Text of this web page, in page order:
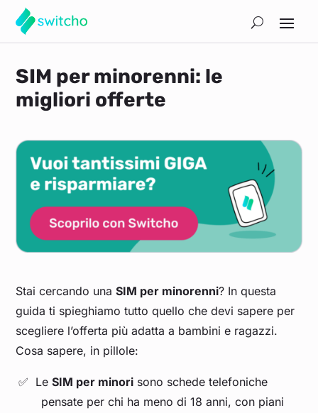
SIM per minorenni: le
migliori offerte
Stai cercando unaSIM per minorenni? In questa
guida ti spieghiamo tutto quello che devi sapere per
scegliere l’offerta più adatta a bambini e ragazzi.
Cosa sapere, in pillole:
Le SIM per minori sono schede telefoniche
pensate per chi ha meno di 18 anni, con piani